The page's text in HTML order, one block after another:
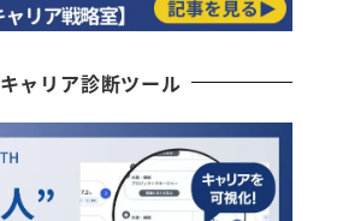
キャリア診断ツール